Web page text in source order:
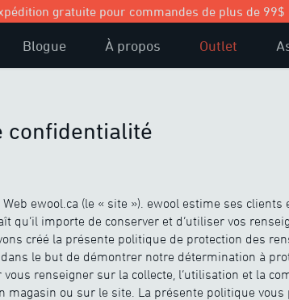
gratuite pour commandes de plus de 99$
Blogue À propos Outlet
confidentialité
ewool.ca (le « site »). ewool estime ses
qu’il importe de conserver et d’utiliser vos
créé la présente politique de protection des
le but de démontrer notre détermination à
renseigner sur la collecte, l’utilisation et la
magasin ou sur le site. La présente politique